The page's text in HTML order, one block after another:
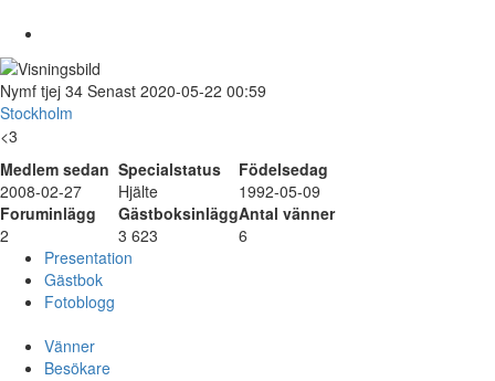
Nymf tjej 34 Senast 2020-05-22 00:59
Stockholm
<3
Medlem sedan Specialstatus
Födelsedag
2008-02-27
Hjälte
1992-05-09
Foruminlägg
GästboksinläggAntal vänner
2
3 623
6
Presentation
Gästbok
Fotoblogg
Vänner
Besökare